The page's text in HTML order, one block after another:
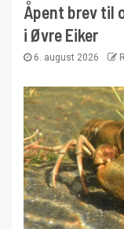
Åpent brev til
i Øvre Eiker
6. august 2026